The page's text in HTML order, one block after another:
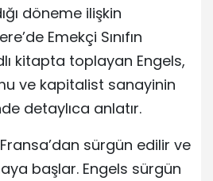
döneme ilişkin
Emekçi Sınıfın
kitapta toplayan Engels,
ve kapitalist sanayinin
detaylıca anlatır.
Fransa’dan sürgün edilir ve
başlar. Engels sürgün